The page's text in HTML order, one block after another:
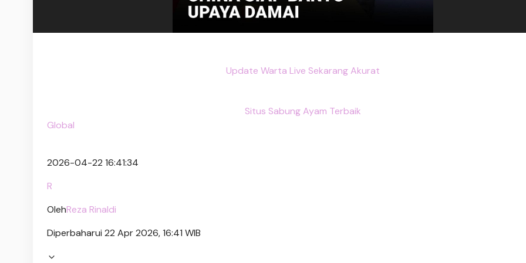
Update Warta Live Sekarang Akurat
Situs Sabung Ayam Terbaik
Global
2026-04-22 16:41:34
R
OlehReza Rinaldi
Diperbaharui 22 Apr 2026, 16:41 WIB